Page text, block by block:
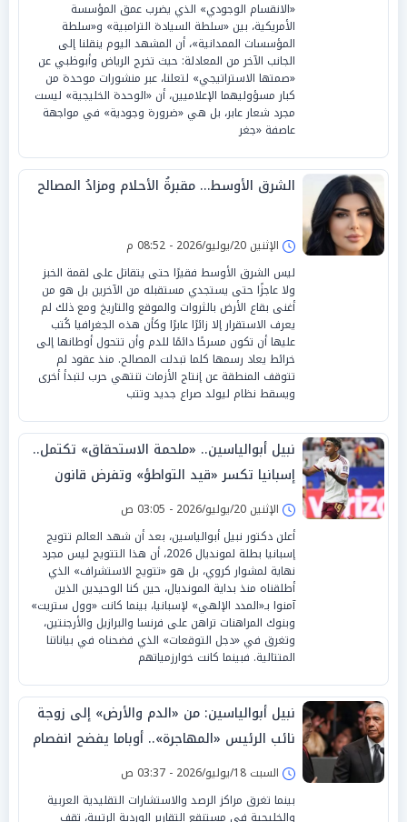
«الانقسام الوجودي» الذي يضرب عمق المؤسسة
الأمريكية، بين «سلطة السيادة الترامبية» و«سلطة
المؤسسات الممدانية»، أن المشهد اليوم ينقلنا إلى
الجانب الآخر من المعادلة: حيث تخرج الرياض وأبوظبي عن
«صمتها الاستراتيجي» لتعلنا، عبر منشورات موحدة من
كبار مسؤوليهما الإعلاميين، أن «الوحدة الخليجية» ليست
مجرد شعار عابر، بل هي «ضرورة وجودية» في مواجهة
عاصفة «جغر
الشرق الأوسط… مقبرةُ الأحلام ومزادُ المصالح
الإثنين 20/يوليو/2026 - 08:52 م
ليس الشرق الأوسط فقيرًا حتى يتقاتل على لقمة الخبز
ولا عاجزًا حتى يستجدي مستقبله من الآخرين بل هو من
أغنى بقاع الأرض بالثروات والموقع والتاريخ ومع ذلك لم
يعرف الاستقرار إلا زائرًا عابرًا وكأن هذه الجغرافيا كُتب
عليها أن تكون مسرحًا دائمًا للدم وأن تتحول أوطانها إلى
خرائط يعاد رسمها كلما تبدلت المصالح. منذ عقود لم
تتوقف المنطقة عن إنتاج الأزمات تنتهي حرب لتبدأ أخرى
ويسقط نظام ليولد صراع جديد وتتب
نبيل أبوالياسين.. «ملحمة الاستحقاق» تكتمل..
إسبانيا تكسر «قيد التواطؤ» وتفرض قانون
«العدالة الميدانية»
الإثنين 20/يوليو/2026 - 03:05 ص
أعلن دكتور نبيل أبوالياسين، بعد أن شهد العالم تتويج
إسبانيا بطلة لمونديال 2026، أن هذا التتويج ليس مجرد
نهاية لمشوار كروي، بل هو «تتويج الاستشراف» الذي
أطلقناه منذ بداية المونديال، حين كنا الوحيدين الذين
آمنوا بـ«المدد الإلهي» لإسبانيا، بينما كانت «وول ستريت»
وبنوك المراهنات تراهن على فرنسا والبرازيل والأرجنتين،
وتغرق في «دجل التوقعات» الذي فضحناه في بياناتنا
المتتالية. فبينما كانت خوارزمياتهم
نبيل أبوالياسين: من «الدم والأرض» إلى زوجة
نائب الرئيس «المهاجرة».. أوباما يفضح انفصام
«فانس» الاستراتيجي
السبت 18/يوليو/2026 - 03:37 ص
بينما تغرق مراكز الرصد والاستشارات التقليدية العربية
والخليجية في مستنقع التقارير الوردية الرتيبة، تقف